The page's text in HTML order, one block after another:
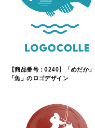
【商品番号：0240】「めだか」
「魚」のロゴデザイン